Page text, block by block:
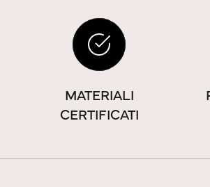
MATERIALI
CERTIFICATI